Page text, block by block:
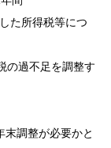
た所得税等につ
の過不足を調整す
末調整が必要かと